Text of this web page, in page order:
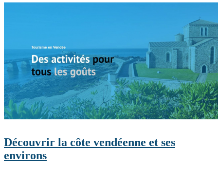
Découvrir la côte vendéenne et ses
environs